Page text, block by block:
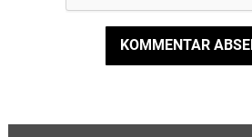
KOMMENTAR